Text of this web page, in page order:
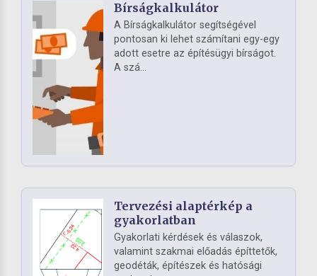
Bírságkalkulátor
A Bírságkalkulátor segítségével
pontosan ki lehet számítani egy-egy
adott esetre az építésügyi bírságot.
A szá...
Tervezési alaptérkép a
gyakorlatban
Gyakorlati kérdések és válaszok,
valamint szakmai előadás építtetők,
geodéták, építészek és hatósági